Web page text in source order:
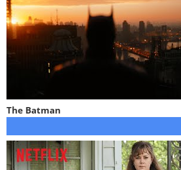
The Batman